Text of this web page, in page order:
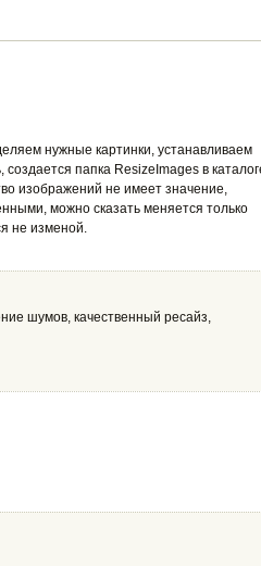
нужные картинки, устанавливаем
папка ResizeImages в
изображений не имеет значение,
можно сказать меняется только
не изменой.
шумов, качественный ресайз,